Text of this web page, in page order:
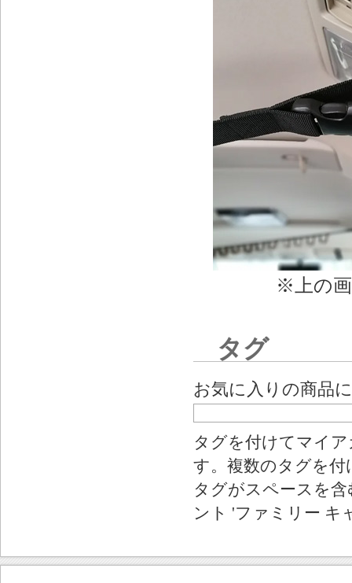
※上の
タグ
お気に入りの商品
タグを付けてマイ
す。複数のタグを
タグがスペースを
ント 'ファミリー キ